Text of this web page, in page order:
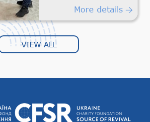
Transportation
More details
VIEW ALL